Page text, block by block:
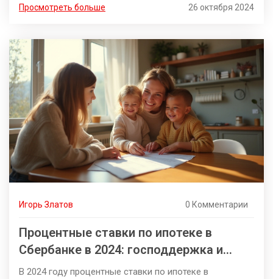
целей и привычек. Многие компании ориентированы на
различных категориях. Знание основных игроков на
рынке и их предложений поможет в оптимизации
расходов, управлении кредитным рейтингом и
получении максимальной выгоды от использования
кредитных карт.
Просмотреть больше 26 октября 2024
Игорь Златов 0 Комментарии
Процентные ставки по ипотеке в
Сбербанке в 2024: господдержка и
выгодные условия
В 2024 году процентные ставки по ипотеке в